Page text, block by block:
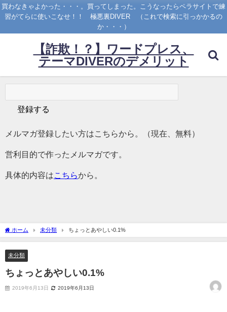
買わなきゃよかった・・・。買ってしまった。こうなったらペラサイトで練
習がてらに使いこなせ！！ 極悪裏DIVER （これで検索に引っかかるの
か・・・）
【詐欺！？】ワードプレス、
テーマDIVERのデメリット
メルマガ登録したい方はこちらから。（現在、無料）
営利目的で作ったメルマガです。
具体的内容は こちらから。
ホーム 未分類 ちょっとあやしい0.1%
未分類
ちょっとあやしい0.1%
2019年6月13日 2019年6月13日